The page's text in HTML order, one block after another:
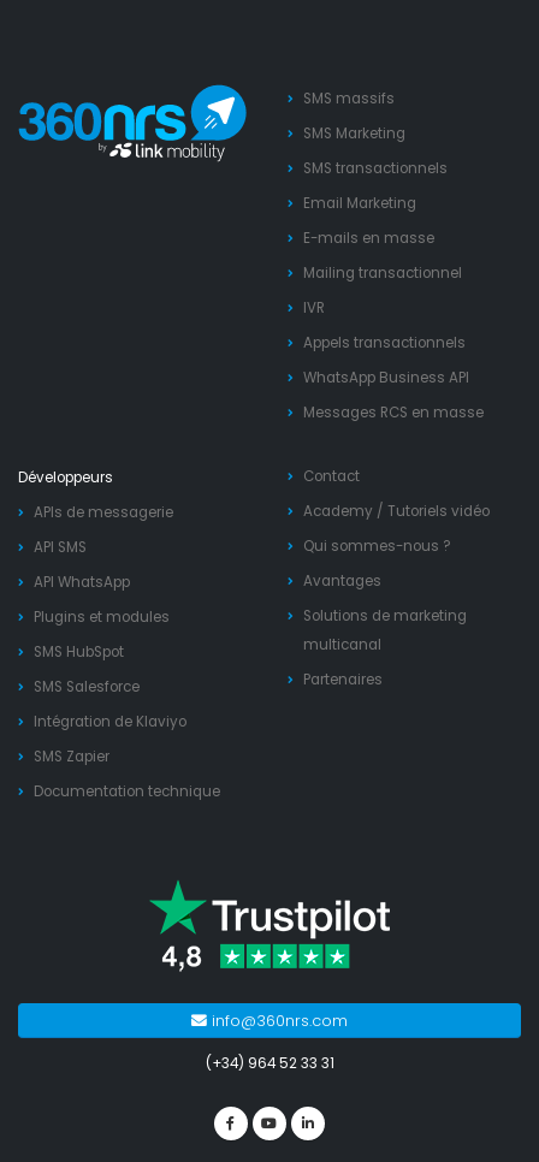
SMS massifs
SMS Marketing
SMS transactionnels
Email Marketing
E-mails en masse
Mailing transactionnel
IVR
Appels transactionnels
WhatsApp Business API
Messages RCS en masse
Développeurs
APIs de messagerie
API SMS
API WhatsApp
Plugins et modules
SMS HubSpot
SMS Salesforce
Intégration de Klaviyo
SMS Zapier
Documentation technique
Contact
Academy / Tutoriels vidéo
Qui sommes-nous ?
Avantages
Solutions de marketing
multicanal
Partenaires
info@360nrs.com
(+34) 964 52 33 31